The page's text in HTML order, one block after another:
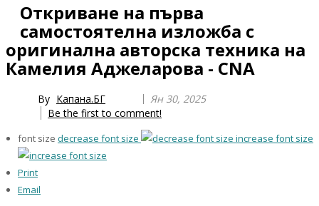
Откриване на първа
самостоятелна изложба с
оригинална авторска техника на
Камелия Аджеларова - CNA
By Капана.БГ
Ян 30, 2025
Be the first to comment!
font size decrease font size increase font size
Print
Email
Year
Month
Year
Month